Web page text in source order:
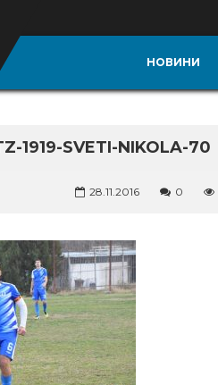
НОВИНИ
1919-SVETI-NIKOLA-70
28.11.2016 0